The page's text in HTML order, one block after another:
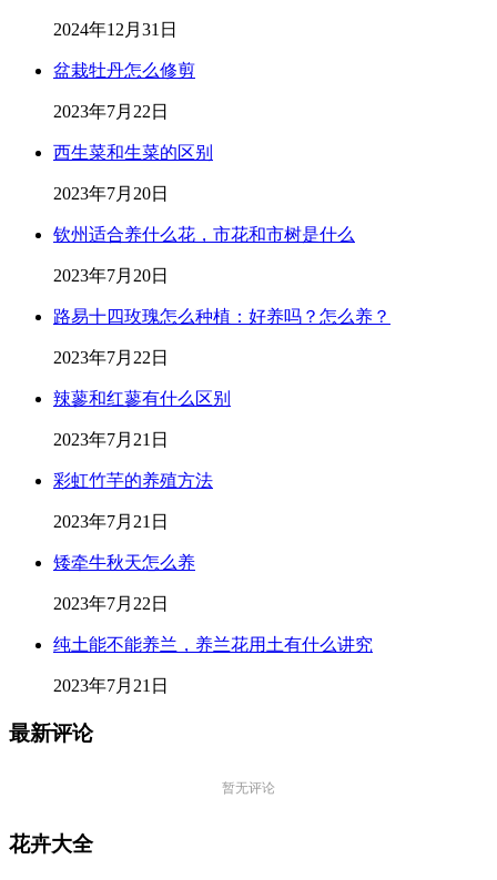
2024年12月31日
盆栽牡丹怎么修剪
2023年7月22日
西生菜和生菜的区别
2023年7月20日
钦州适合养什么花，市花和市树是什么
2023年7月20日
路易十四玫瑰怎么种植：好养吗？怎么养？
2023年7月22日
辣蓼和红蓼有什么区别
2023年7月21日
彩虹竹芋的养殖方法
2023年7月21日
矮牵牛秋天怎么养
2023年7月22日
纯土能不能养兰，养兰花用土有什么讲究
2023年7月21日
最新评论
暂无评论
花卉大全